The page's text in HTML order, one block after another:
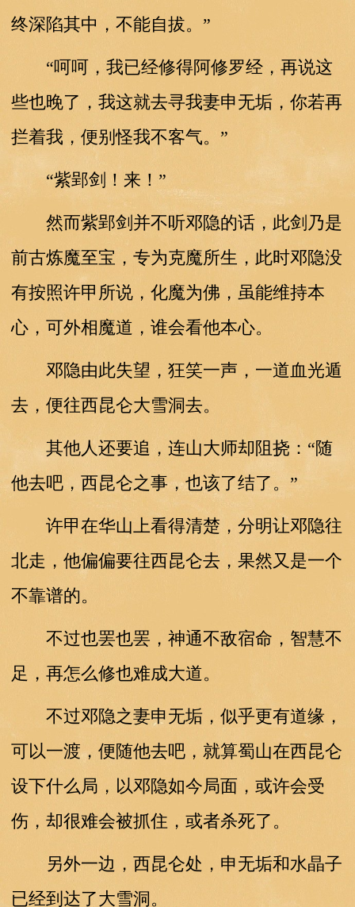
终深陷其中，不能自拔。”
“呵呵，我已经修得阿修罗经，再说这
些也晚了，我这就去寻我妻申无垢，你若再
拦着我，便别怪我不客气。”
“紫郢剑！来！”
然而紫郢剑并不听邓隐的话，此剑乃是
前古炼魔至宝，专为克魔所生，此时邓隐没
有按照许甲所说，化魔为佛，虽能维持本
心，可外相魔道，谁会看他本心。
邓隐由此失望，狂笑一声，一道血光遁
去，便往西昆仑大雪洞去。
其他人还要追，连山大师却阻挠：“随
他去吧，西昆仑之事，也该了结了。”
许甲在华山上看得清楚，分明让邓隐往
北走，他偏偏要往西昆仑去，果然又是一个
不靠谱的。
不过也罢也罢，神通不敌宿命，智慧不
足，再怎么修也难成大道。
不过邓隐之妻申无垢，似乎更有道缘，
可以一渡，便随他去吧，就算蜀山在西昆仑
设下什么局，以邓隐如今局面，或许会受
伤，却很难会被抓住，或者杀死了。
另外一边，西昆仑处，申无垢和水晶子
已经到达了大雪洞。